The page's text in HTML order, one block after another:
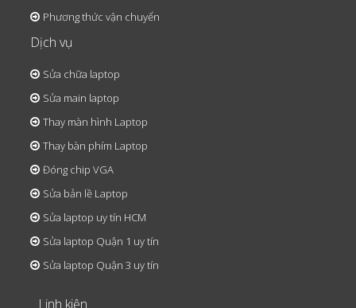
Phương thức vận chuyển
Dịch vụ
Sửa chữa laptop
Sửa main laptop
Thay màn hình Laptop
Thay bàn phím Laptop
Đóng chip VGA
Sửa bản lề Laptop
Sửa laptop uy tín HCM
Sửa laptop Quận 1 uy tín
Sửa laptop Quận 3 uy tín
Linh kiện